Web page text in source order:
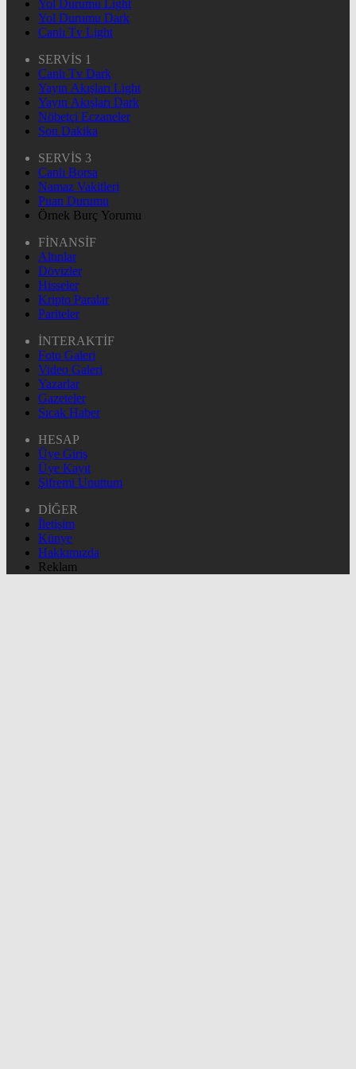
Yol Durumu Light
Yol Durumu Dark
Canlı Tv Light
SERVİS 1
Canlı Tv Dark
Yayın Akışları Light
Yayın Akışları Dark
Nöbetçi Eczaneler
Son Dakika
SERVİS 3
Canlı Borsa
Namaz Vakitleri
Puan Durumu
Örnek Burç Yorumu
FİNANSİF
Altınlar
Dövizler
Hisseler
Kripto Paralar
Pariteler
İNTERAKTİF
Foto Galeri
Video Galeri
Yazarlar
Gazeteler
Sıcak Haber
HESAP
Üye Giriş
Üye Kayıt
Şifremi Unuttum
DİĞER
İletişim
Künye
Hakkımızda
Reklam